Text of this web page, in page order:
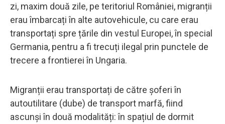
zi, maxim două zile, pe teritoriul României, migranții
erau îmbarcați în alte autovehicule, cu care erau
transportați spre țările din vestul Europei, în special
Germania, pentru a fi trecuți ilegal prin punctele de
trecere a frontierei în Ungaria.
Migranții erau transportați de către șoferi în
autoutilitare (dube) de transport marfă, fiind
ascunși în două modalități: în spațiul de dormit